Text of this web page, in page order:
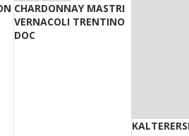
CHARDONNAY MASTRI
VERNACOLI TRENTINO
DOC